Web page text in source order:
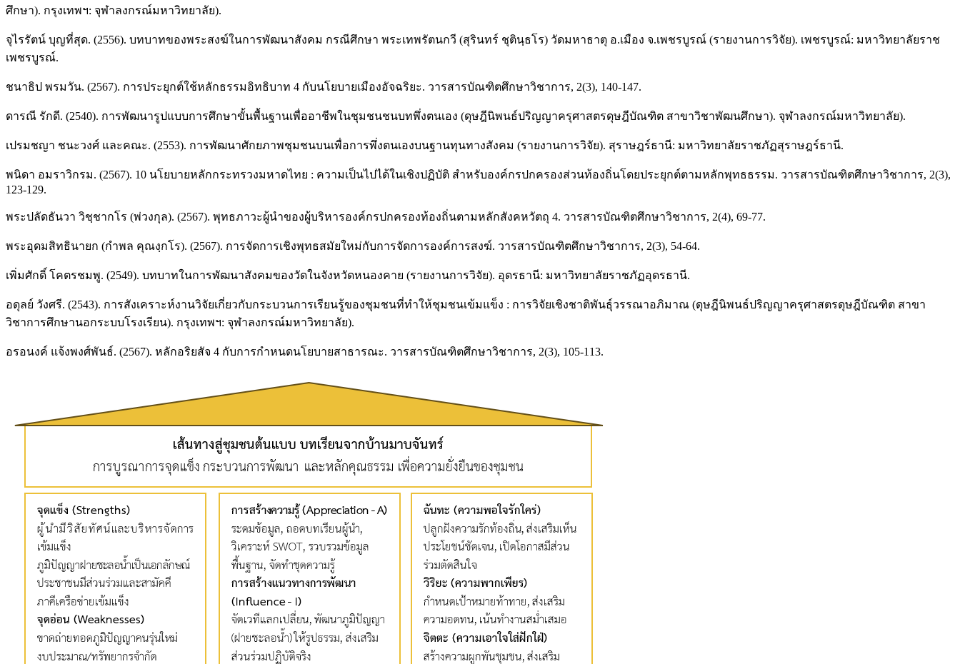
ศึกษา). กรุงเทพฯ: จุฬาลงกรณ์มหาวิทยาลัย).
จุไรรัตน์ บุญที่สุด. (2556). บทบาทของพระสงฆ์ในการพัฒนาสังคม กรณีศึกษา พระเทพรัตนกวี (สุรินทร์ ชุตินฺธโร) วัดมหาธาตุ อ.เมือง จ.เพชรบูรณ์ (รายงานการวิจัย). เพชรบูรณ์: มหาวิทยาลัยราช
เพชรบูรณ์.
ชนาธิป พรมวัน. (2567). การประยุกต์ใช้หลักธรรมอิทธิบาท 4 กับนโยบายเมืองอัจฉริยะ. วารสารบัณฑิตศึกษาวิชาการ, 2(3), 140-147.
ดารณี รักดี. (2540). การพัฒนารูปแบบการศึกษาขั้นพื้นฐานเพื่ออาชีพในชุมชนชนบทพึ่งตนเอง (ดุษฎีนิพนธ์ปริญญาครุศาสตรดุษฎีบัณฑิต สาขาวิชาพัฒนศึกษา). จุฬาลงกรณ์มหาวิทยาลัย).
เปรมชญา ชนะวงศ์ และคณะ. (2553). การพัฒนาศักยภาพชุมชนบนเพื่อการพึ่งตนเองบนฐานทุนทางสังคม (รายงานการวิจัย). สุราษฎร์ธานี: มหาวิทยาลัยราชภัฏสุราษฎร์ธานี.
พนิดา อมราวิกรม. (2567). 10 นโยบายหลักกระทรวงมหาดไทย : ความเป็นไปได้ในเชิงปฏิบัติ สำหรับองค์กรปกครองส่วนท้องถิ่นโดยประยุกต์ตามหลักพุทธธรรม. วารสารบัณฑิตศึกษาวิชาการ, 2(3),
123-129.
พระปลัดธันวา วิชฺชากโร (พ่วงกุล). (2567). พุทธภาวะผู้นำของผู้บริหารองค์กรปกครองท้องถิ่นตามหลักสังคหวัตถุ 4. วารสารบัณฑิตศึกษาวิชาการ, 2(4), 69-77.
พระอุดมสิทธินายก (กำพล คุณงฺกโร). (2567). การจัดการเชิงพุทธสมัยใหม่กับการจัดการองค์การสงฆ์. วารสารบัณฑิตศึกษาวิชาการ, 2(3), 54-64.
เพิ่มศักดิ์ โคตรชมพู. (2549). บทบาทในการพัฒนาสังคมของวัดในจังหวัดหนองคาย (รายงานการวิจัย). อุดรธานี: มหาวิทยาลัยราชภัฏอุดรธานี.
อดุลย์ วังศรี. (2543). การสังเคราะห์งานวิจัยเกี่ยวกับกระบวนการเรียนรู้ของชุมชนที่ทำให้ชุมชนเข้มแข็ง : การวิจัยเชิงชาติพันธุ์วรรณาอภิมาณ (ดุษฎีนิพนธ์ปริญญาครุศาสตรดุษฎีบัณฑิต สาขา
วิชาการศึกษานอกระบบโรงเรียน). กรุงเทพฯ: จุฬาลงกรณ์มหาวิทยาลัย).
อรอนงค์ แจ้งพงศ์พันธ์. (2567). หลักอริยสัจ 4 กับการกำหนดนโยบายสาธารณะ. วารสารบัณฑิตศึกษาวิชาการ, 2(3), 105-113.